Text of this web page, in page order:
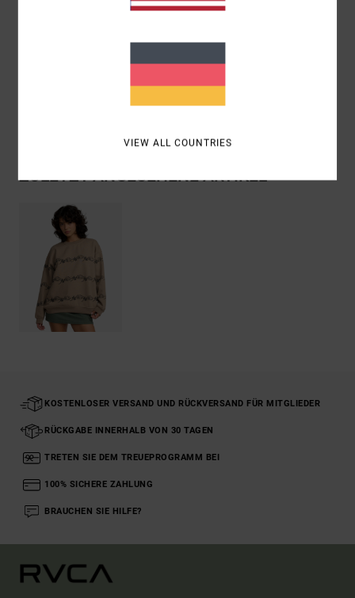
Versand & Rückversand
ZULETZT ANGESEHENE ARTIKEL
KOSTENLOSER VERSAND UND RÜCKVERSAND FÜR MITGLIEDER
RÜCKGABE INNERHALB VON 30 TAGEN
TRETEN SIE DEM TREUEPROGRAMM BEI
100% SICHERE ZAHLUNG
BRAUCHEN SIE HILFE?
VIEW ALL COUNTRIES